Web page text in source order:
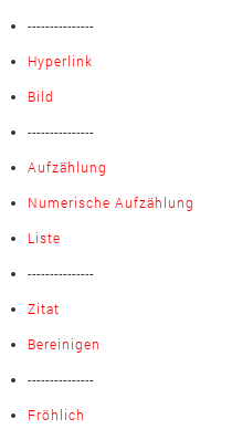
---------------
Hyperlink
Bild
---------------
Aufzählung
Numerische Aufzählung
Liste
---------------
Zitat
Bereinigen
---------------
Fröhlich